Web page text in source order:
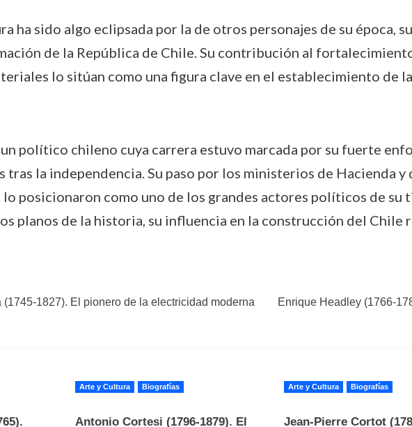
ha sido algo eclipsada por la de otros personajes de su época,
de la República de Chile. Su contribución al
lo sitúan como una figura clave en el establecimiento de
político chileno cuya carrera estuvo marcada por su fuerte
tras la independencia. Su paso por los ministerios de Hacienda
posicionaron como uno de los grandes actores políticos de su
planos de la historia, su influencia en la construcción del
1827). El pionero de la electricidad moderna
Enrique Headley (1766-
Arte y Cultura Biografías
Antonio Cortesi (1796-1879). El
Arte y Cultura Biografías
Jean-Pierre Cortot